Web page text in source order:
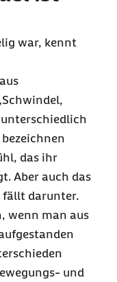
war, kennt
das ihr
Aber auch das
fällt darunter.
wenn man aus
und